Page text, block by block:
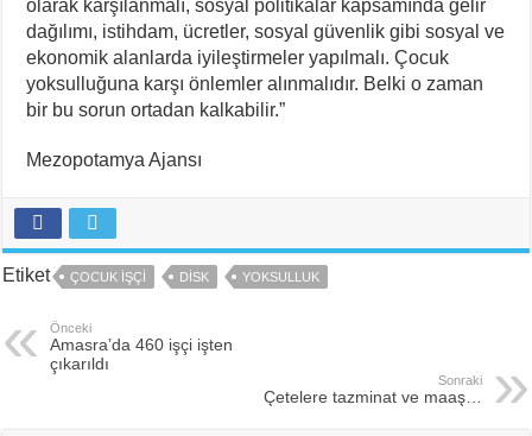
olarak karşılanmalı, sosyal politikalar kapsamında gelir
dağılımı, istihdam, ücretler, sosyal güvenlik gibi sosyal ve
ekonomik alanlarda iyileştirmeler yapılmalı. Çocuk
yoksulluğuna karşı önlemler alınmalıdır. Belki o zaman
bir bu sorun ortadan kalkabilir.”
Mezopotamya Ajansı
Etiket ÇOCUK IŞÇI DİSK YOKSULLUK
Önceki
Amasra’da 460 işçi işten
çıkarıldı
Sonraki
Çetelere tazminat ve maaş…